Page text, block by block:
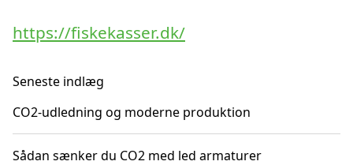
https://fiskekasser.dk/
Seneste indlæg
CO2-udledning og moderne produktion
Sådan sænker du CO2 med led armaturer